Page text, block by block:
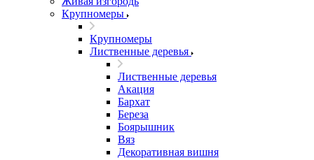
Крупномеры
Крупномеры
Лиственные деревья
Лиственные деревья
Акация
Бархат
Береза
Боярышник
Вяз
Декоративная вишня